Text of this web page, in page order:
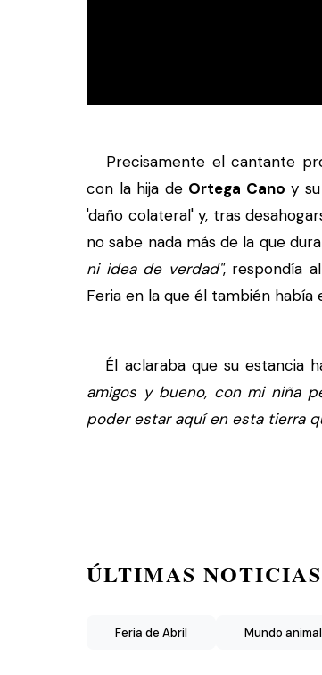
Precisamente el cantante
con la hija de Ortega Cano y
'daño colateral' y, tras
no sabe nada más de la que
ni idea de verdad", respondía
Feria en la que él también había
Él aclaraba que su estancia
amigos y bueno, con mi niña
poder estar aquí en esta tierra
ÚLTIMAS
Feria de Abril Mundo animal